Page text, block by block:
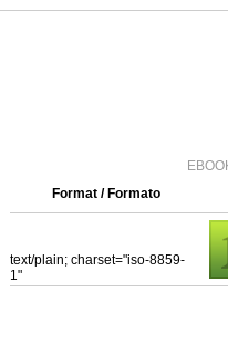
Format / Formato
text/plain; charset="iso-8859-
1"